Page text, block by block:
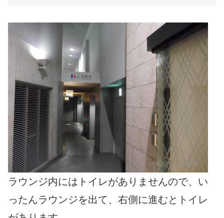
ラウンジ内にはトイレがありませんので、い
ったんラウンジを出て、右側に進むとトイレ